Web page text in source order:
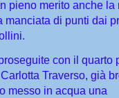
pieno merito anche la
manciata di punti dai
con il quarto
Traverso, già
messo in acqua una